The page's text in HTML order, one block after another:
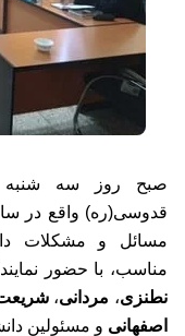
صبح روز سه
قدوسی(ره) واقع در
مسائل و مشکلات
مناسب، با حضور
نطنزی، مردانی،
اصفهانی و مسئولین